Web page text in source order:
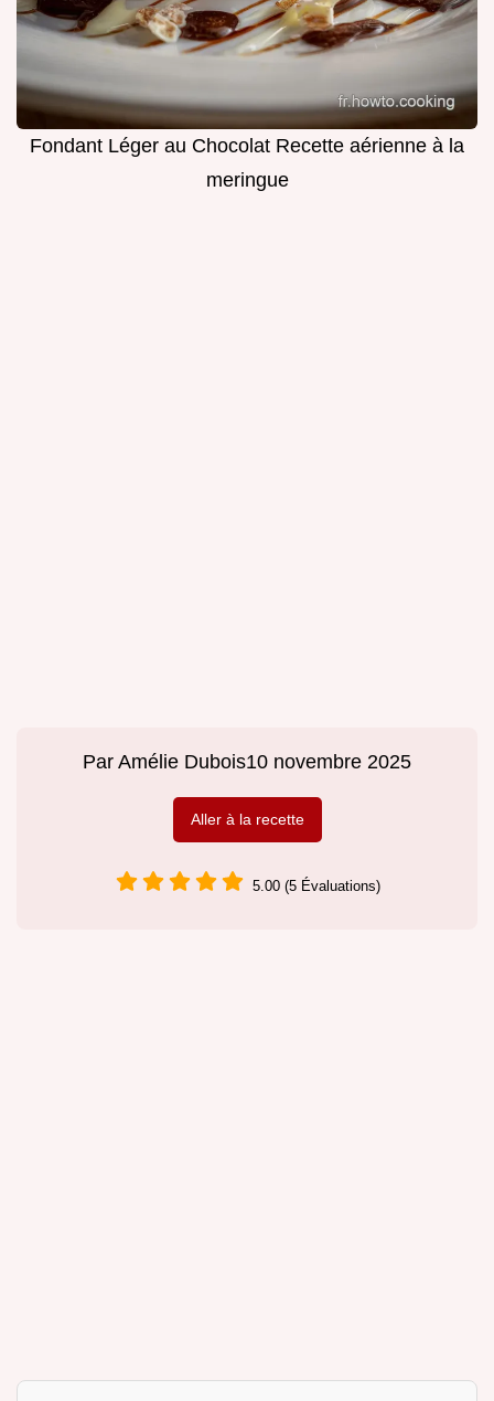
Fondant Léger au Chocolat Recette aérienne à la
meringue
Par Amélie Dubois10 novembre 2025
Aller à la recette
5.00 (5 Évaluations)